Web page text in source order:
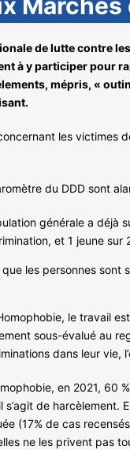
de lutte contre
à y participer pour
mépris, «
les victimes
du DDD sont
générale a déjà
et 1 jeune
les personnes sont
le travail
sous-évalué au
dans leur vie,
en 2021, 60
s’agit de
(17% de cas
ne les privent pas